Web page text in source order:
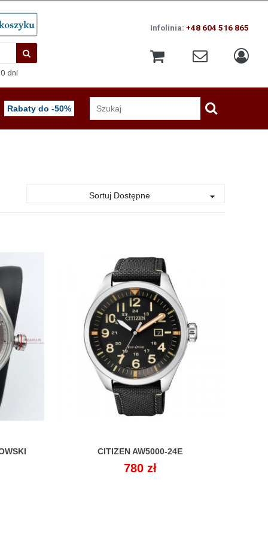
dni
Infolinia:+48 604 516 865
Rabaty do -50%
Sortuj Dostępne 
CITIZEN AW5000-24E
Cena
780 zł
